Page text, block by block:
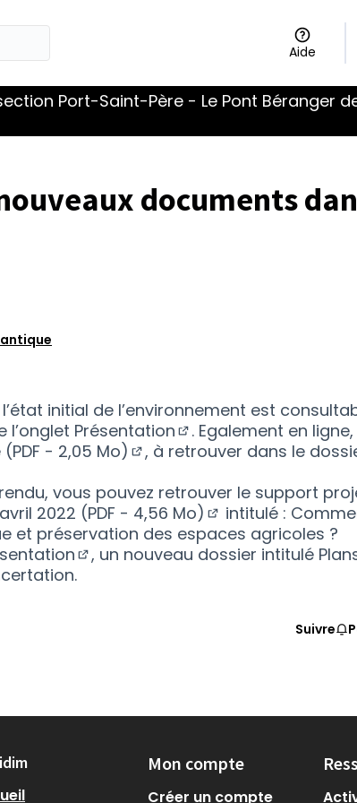
Aide
Port-Saint-Père - Le Pont Béranger
documents
initial de l’environnement est
l’onglet Présentation
(S'ouvre dans un
. Egalement en ligne,
- 2,05 Mo)
(S'ouvre dans un nouvel
, à retrouver dans le
dans un nouvel onglet)
vous pouvez retrouver le support
2022 (PDF - 4,56 Mo)
(S'ouvre dans un
intitulé :
et préservation des espaces agricoles ?
(S'ouvre dans un nouvel onglet)
, un nouveau dossier intitulé
Suivre
Mon compte
Créer un compte